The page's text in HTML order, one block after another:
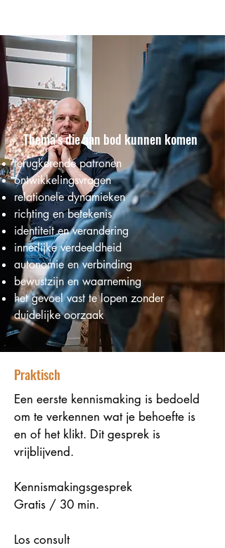
Thema's die aan bod kunnen komen
terugkerende patronen
ontwikkelingsvragen
relationele dynamieken
richting en betekenis
identiteit en verandering
innerlijke verdeeldheid
autonomie en verbinding
bewustzijn en waarneming
het gevoel vast te lopen zonder
duidelijke oorzaak
Praktisch
Een eerste kennismaking is bedoeld
om te verkennen wat je behoefte is
en of het klikt. Dit gesprek is
vrijblijvend.
Kennismakingsgesprek
Gratis / 30 min.
Los consult